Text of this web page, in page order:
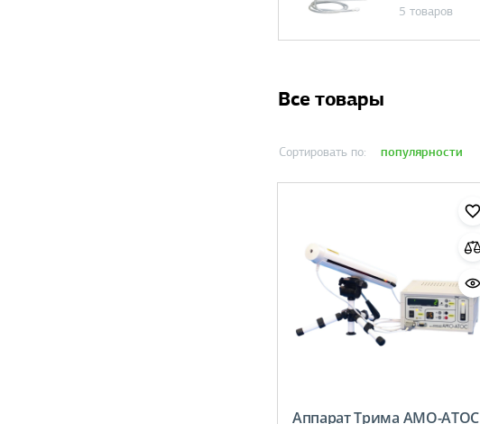
5 товаров
Все товары
Сортировать по: популярности
Аппарат Трима АМО-АТОС